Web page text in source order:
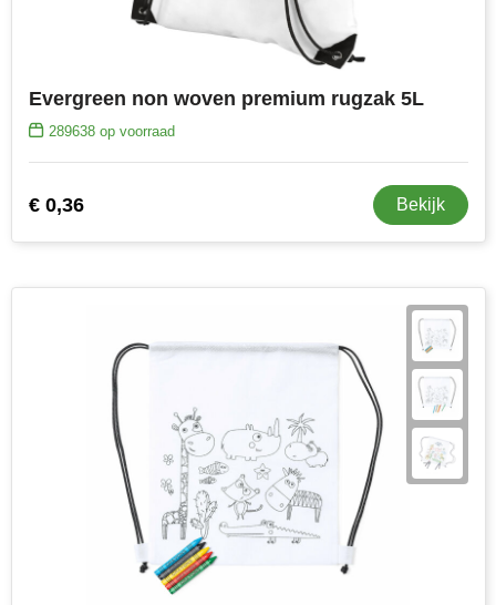
Evergreen non woven premium rugzak 5L
289638op voorraad
€ 0,36 Bekijk